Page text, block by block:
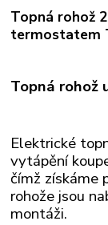
Topná rohož
termostatem
Topná rohož
Elektrické
vytápění
čímž získáme
rohože jsou
montáži.